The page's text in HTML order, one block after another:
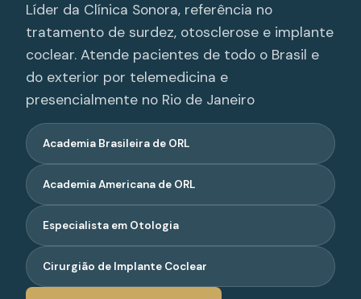
Líder da Clínica Sonora, referência no
tratamento de surdez, otosclerose e implante
coclear. Atende pacientes de todo o Brasil e
do exterior por telemedicina e
presencialmente no Rio de Janeiro
Academia Brasileira de ORL
Academia Americana de ORL
Especialista em Otologia
Cirurgião de Implante Coclear